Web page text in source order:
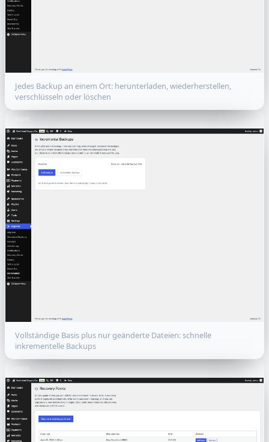
Jedes Backup an einem Ort: herunterladen, wiederherstellen,
verschlüsseln oder löschen
Vollständige Basis plus nur geänderte Dateien: schnelle
inkrementelle Backups